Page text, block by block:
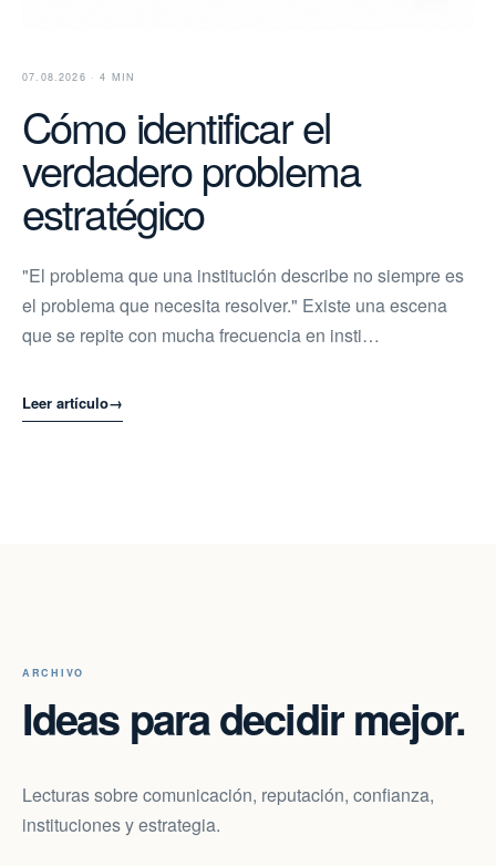
07.08.2026 · 4 MIN
Cómo identificar el
verdadero problema
estratégico
"El problema que una institución describe no siempre es
el problema que necesita resolver." Existe una escena
que se repite con mucha frecuencia en insti…
Leer artículo→
ARCHIVO
Ideas para decidir mejor.
Lecturas sobre comunicación, reputación, confianza,
instituciones y estrategia.